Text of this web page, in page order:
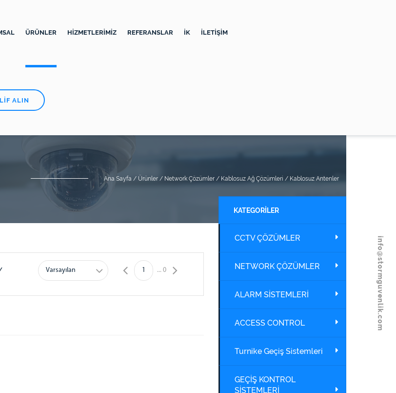
ÜRÜNLER HİZMETLERİMİZ REFERANSLAR İK İLETİŞİM
ALIN
Ana Sayfa / Ürünler / Network Çözümler / Kablosuz Ağ Çözümleri / Kablosuz Antenler
KATEGORİLER
CCTV ÇÖZÜMLER
NETWORK ÇÖZÜMLER
ALARM SİSTEMLERİ
ACCESS CONTROL
Turnike Geçiş Sistemleri
GEÇİŞ KONTROL
SİSTEMLERİ
Varsayılan 1 ... 0 info@stormguvenlik.com